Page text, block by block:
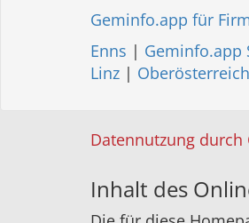
Geminfo.app für
Enns | Geminfo.app
Linz | Oberösterreich
Datennutzung
Inhalt des